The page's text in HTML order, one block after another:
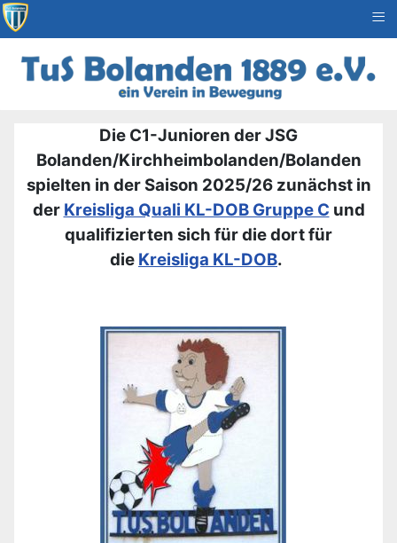
Die C1-Junioren der JSG
Bolanden/Kirchheimbolanden/Bolanden
spielten in der Saison 2025/26 zunächst in
der Kreisliga Quali KL-DOB Gruppe C und
qualifizierten sich für die dort für
die Kreisliga KL-DOB.
≡